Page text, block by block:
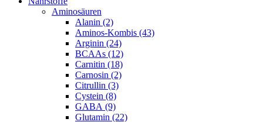
Aminosäuren
Alanin (2)
Aminos-Kombis (43)
Arginin (24)
BCAAs (12)
Carnitin (18)
Carnosin (2)
Citrullin (3)
Cystein (8)
GABA (9)
Glutamin (22)